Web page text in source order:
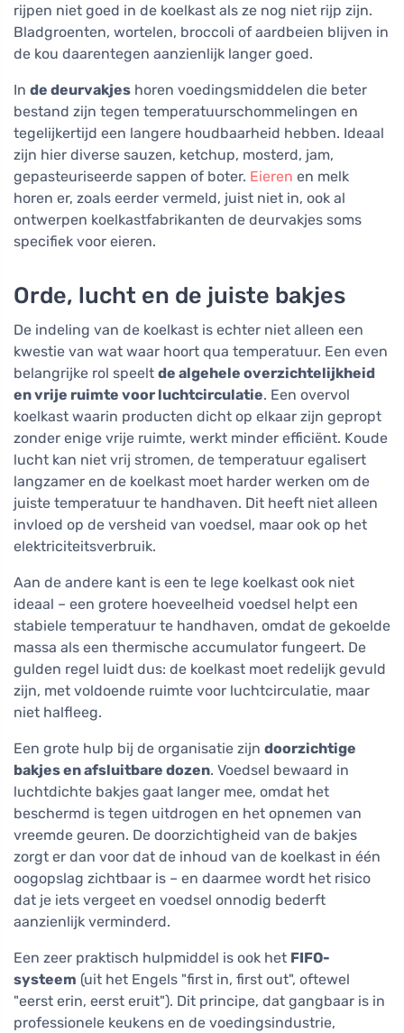
rijpen niet goed in de koelkast als ze nog niet rijp zijn.
Bladgroenten, wortelen, broccoli of aardbeien blijven in
de kou daarentegen aanzienlijk langer goed.
In de deurvakjes horen voedingsmiddelen die beter
bestand zijn tegen temperatuurschommelingen en
tegelijkertijd een langere houdbaarheid hebben. Ideaal
zijn hier diverse sauzen, ketchup, mosterd, jam,
gepasteuriseerde sappen of boter. Eieren en melk
horen er, zoals eerder vermeld, juist niet in, ook al
ontwerpen koelkastfabrikanten de deurvakjes soms
specifiek voor eieren.
Orde, lucht en de juiste bakjes
De indeling van de koelkast is echter niet alleen een
kwestie van wat waar hoort qua temperatuur. Een even
belangrijke rol speelt de algehele overzichtelijkheid
en vrije ruimte voor luchtcirculatie. Een overvol
koelkast waarin producten dicht op elkaar zijn gepropt
zonder enige vrije ruimte, werkt minder efficiënt. Koude
lucht kan niet vrij stromen, de temperatuur egalisert
langzamer en de koelkast moet harder werken om de
juiste temperatuur te handhaven. Dit heeft niet alleen
invloed op de versheid van voedsel, maar ook op het
elektriciteitsverbruik.
Aan de andere kant is een te lege koelkast ook niet
ideaal – een grotere hoeveelheid voedsel helpt een
stabiele temperatuur te handhaven, omdat de gekoelde
massa als een thermische accumulator fungeert. De
gulden regel luidt dus: de koelkast moet redelijk gevuld
zijn, met voldoende ruimte voor luchtcirculatie, maar
niet halfleeg.
Een grote hulp bij de organisatie zijn doorzichtige
bakjes en afsluitbare dozen. Voedsel bewaard in
luchtdichte bakjes gaat langer mee, omdat het
beschermd is tegen uitdrogen en het opnemen van
vreemde geuren. De doorzichtigheid van de bakjes
zorgt er dan voor dat de inhoud van de koelkast in één
oogopslag zichtbaar is – en daarmee wordt het risico
dat je iets vergeet en voedsel onnodig bederft
aanzienlijk verminderd.
Een zeer praktisch hulpmiddel is ook het FIFO-
systeem (uit het Engels "first in, first out", oftewel
"eerst erin, eerst eruit"). Dit principe, dat gangbaar is in
professionele keukens en de voedingsindustrie,